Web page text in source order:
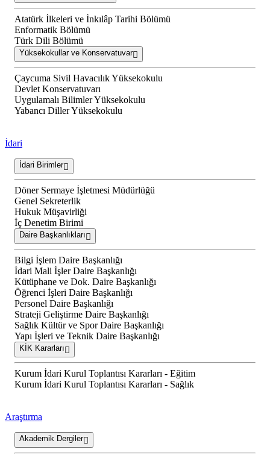
Atatürk İlkeleri ve İnkılâp Tarihi Bölümü
Enformatik Bölümü
Türk Dili Bölümü
Yüksekokullar ve Konservatuvar
Çaycuma Sivil Havacılık Yüksekokulu
Devlet Konservatuvarı
Uygulamalı Bilimler Yüksekokulu
Yabancı Diller Yüksekokulu
İdari
İdari Birimler
Döner Sermaye İşletmesi Müdürlüğü
Genel Sekreterlik
Hukuk Müşavirliği
İç Denetim Birimi
Daire Başkanlıkları
Bilgi İşlem Daire Başkanlığı
İdari Mali İşler Daire Başkanlığı
Kütüphane ve Dok. Daire Başkanlığı
Öğrenci İşleri Daire Başkanlığı
Personel Daire Başkanlığı
Strateji Geliştirme Daire Başkanlığı
Sağlık Kültür ve Spor Daire Başkanlığı
Yapı İşleri ve Teknik Daire Başkanlığı
KİK Kararları
Kurum İdari Kurul Toplantısı Kararları - Eğitim
Kurum İdari Kurul Toplantısı Kararları - Sağlık
Araştırma
Akademik Dergiler